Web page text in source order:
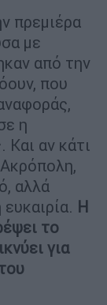
πρεμιέρα
με
από την
που
η
Και αν κάτι
αλλά
Η
το
για